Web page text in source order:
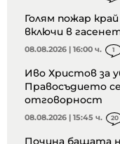
Голям пожар
включи в
08.08.2026 | 16:00 ч. 1
Иво Христов за
Правосъдието
отговорност
08.08.2026 | 15:45 ч. 20
Почина бащата